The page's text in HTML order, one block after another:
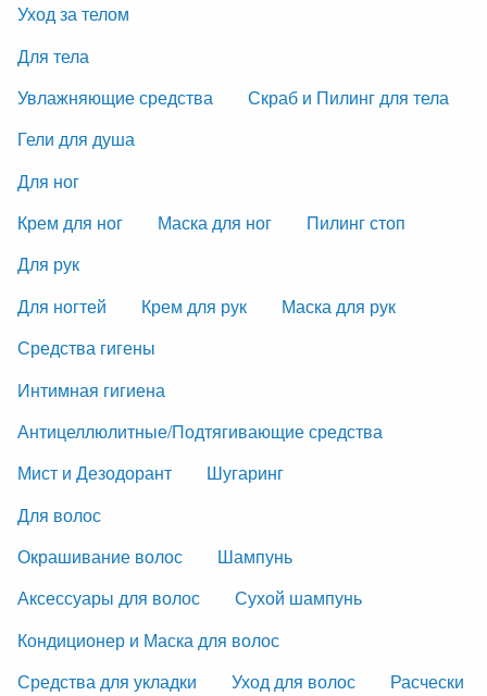
Уход за телом
Для тела
Увлажняющие средства
Скраб и Пилинг для тела
Гели для душа
Для ног
Крем для ног
Маска для ног
Пилинг стоп
Для рук
Для ногтей
Крем для рук
Маска для рук
Средства гигены
Интимная гигиена
Антицеллюлитные/Подтягивающие средства
Мист и Дезодорант
Шугаринг
Для волос
Окрашивание волос
Шампунь
Аксессуары для волос
Сухой шампунь
Кондиционер и Маска для волос
Средства для укладки
Уход для волос
Расчески